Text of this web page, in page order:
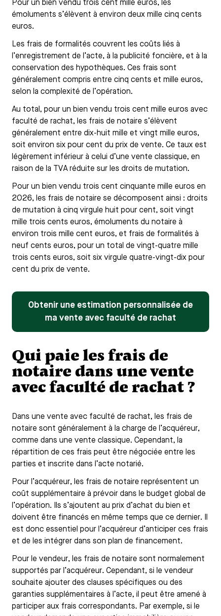
Pour un bien vendu trois cent mille euros, les
émoluments s’élèvent à environ deux mille cinq cents
euros.
Les frais de formalités couvrent les coûts liés à
l’enregistrement de l’acte, à la publicité foncière, et à la
conservation des hypothèques. Ces frais sont
généralement compris entre cinq cents et mille euros,
selon la complexité de l’opération.
Au total, pour un bien vendu trois cent mille euros avec
faculté de rachat, les frais de notaire s’élèvent
généralement entre dix-huit mille et vingt mille euros,
soit environ six pour cent du prix de vente. Ce taux est
légèrement inférieur à celui d’une vente classique, en
raison de la TVA réduite sur les droits de mutation.
Pour un bien vendu trois cent cinquante mille euros en
2026, les frais de notaire se décomposent ainsi : droits
de mutation à cinq virgule huit pour cent, soit vingt
mille trois cents euros, émoluments du notaire à
environ trois mille cent euros, et frais de formalités à
neuf cents euros, pour un total de vingt-quatre mille
trois cents euros, soit six virgule quatre-vingt-dix pour
cent du prix de vente.
Obtenir une estimation personnalisée de
ma vente avec faculté de rachat
Qui paie les frais de
notaire dans une vente
avec faculté de rachat ?
Dans une vente avec faculté de rachat, les frais de
notaire sont généralement à la charge de l’acquéreur,
comme dans une vente classique. Cependant, la
répartition de ces frais peut être négociée entre les
parties et inscrite dans l’acte notarié.
Pour l’acquéreur, les frais de notaire représentent un
coût supplémentaire à prévoir dans le budget global de
l’opération. Ils s’ajoutent au prix d’achat du bien et
doivent être financés en même temps que ce dernier. Il
est donc essentiel pour l’acquéreur d’anticiper ces frais
et de les intégrer dans son plan de financement.
Pour le vendeur, les frais de notaire sont normalement
supportés par l’acquéreur. Cependant, si le vendeur
souhaite ajouter des clauses spécifiques ou des
garanties supplémentaires à l’acte, il peut être amené à
participer aux frais correspondants. Par exemple, si le